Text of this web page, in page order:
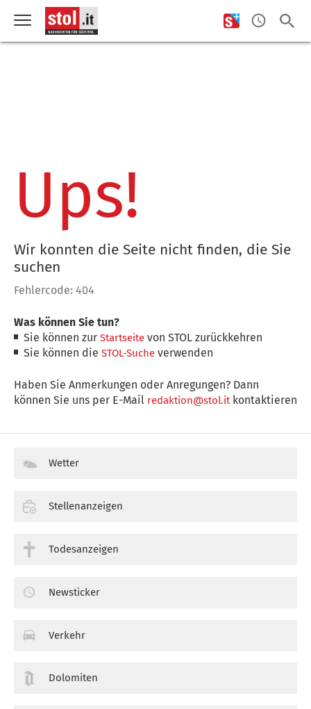
Ups!
Wir konnten die Seite nicht finden, die Sie
suchen
Fehlercode: 404
Was können Sie tun?
Sie können zurStartseite von STOL zurückkehren
Sie können dieSTOL-Suche verwenden
Haben Sie Anmerkungen oder Anregungen? Dann
können Sie uns per E-Mail redaktion@stol.itkontaktieren
Wetter
Stellenanzeigen
Todesanzeigen
Newsticker
Verkehr
Dolomiten